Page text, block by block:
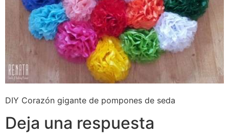
DIY Corazón gigante de pompones de seda
Deja una respuesta